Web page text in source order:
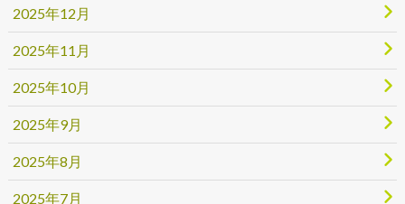
2025年12月
2025年11月
2025年10月
2025年9月
2025年8月
2025年7月